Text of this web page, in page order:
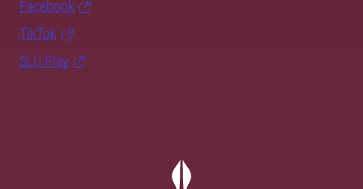
Facebook
TikTok
SLU Play